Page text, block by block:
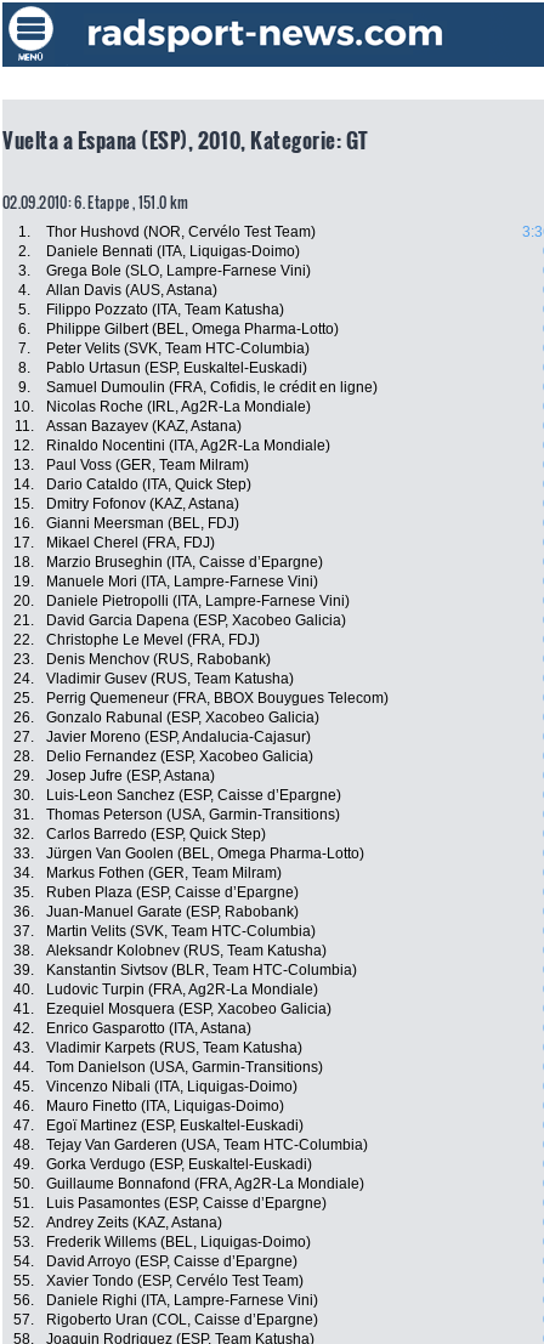
Vuelta a Espana (ESP), 2010, Kategorie: GT
02.09.2010: 6. Etappe , 151.0 km
1. Thor Hushovd (NOR, Cervélo Test Team)
2.
Daniele Bennati (ITA, Liquigas-Doimo)
3.
Grega Bole (SLO, Lampre-Farnese Vini)
4.
Allan Davis (AUS, Astana)
5.
Filippo Pozzato (ITA, Team Katusha)
6.
Philippe Gilbert (BEL, Omega Pharma-Lotto)
7.
Peter Velits (SVK, Team HTC-Columbia)
8.
Pablo Urtasun (ESP, Euskaltel-Euskadi)
9.
Samuel Dumoulin (FRA, Cofidis, le crédit en ligne)
10.
Nicolas Roche (IRL, Ag2R-La Mondiale)
11.
Assan Bazayev (KAZ, Astana)
12.
Rinaldo Nocentini (ITA, Ag2R-La Mondiale)
13.
Paul Voss (GER, Team Milram)
14.
Dario Cataldo (ITA, Quick Step)
15.
Dmitry Fofonov (KAZ, Astana)
16.
Gianni Meersman (BEL, FDJ)
17.
Mikael Cherel (FRA, FDJ)
18.
Marzio Bruseghin (ITA, Caisse d’Epargne)
19.
Manuele Mori (ITA, Lampre-Farnese Vini)
20.
Daniele Pietropolli (ITA, Lampre-Farnese Vini)
21.
David Garcia Dapena (ESP, Xacobeo Galicia)
22.
Christophe Le Mevel (FRA, FDJ)
23.
Denis Menchov (RUS, Rabobank)
24.
Vladimir Gusev (RUS, Team Katusha)
25.
Perrig Quemeneur (FRA, BBOX Bouygues Telecom)
26.
Gonzalo Rabunal (ESP, Xacobeo Galicia)
27.
Javier Moreno (ESP, Andalucia-Cajasur)
28.
Delio Fernandez (ESP, Xacobeo Galicia)
29.
Josep Jufre (ESP, Astana)
30.
Luis-Leon Sanchez (ESP, Caisse d’Epargne)
31.
Thomas Peterson (USA, Garmin-Transitions)
32.
Carlos Barredo (ESP, Quick Step)
33.
Jürgen Van Goolen (BEL, Omega Pharma-Lotto)
34.
Markus Fothen (GER, Team Milram)
35.
Ruben Plaza (ESP, Caisse d’Epargne)
36.
Juan-Manuel Garate (ESP, Rabobank)
37.
Martin Velits (SVK, Team HTC-Columbia)
38.
Aleksandr Kolobnev (RUS, Team Katusha)
39.
Kanstantin Sivtsov (BLR, Team HTC-Columbia)
40.
Ludovic Turpin (FRA, Ag2R-La Mondiale)
41.
Ezequiel Mosquera (ESP, Xacobeo Galicia)
42.
Enrico Gasparotto (ITA, Astana)
43.
Vladimir Karpets (RUS, Team Katusha)
44.
Tom Danielson (USA, Garmin-Transitions)
45.
Vincenzo Nibali (ITA, Liquigas-Doimo)
46.
Mauro Finetto (ITA, Liquigas-Doimo)
47.
Egoï Martinez (ESP, Euskaltel-Euskadi)
48.
Tejay Van Garderen (USA, Team HTC-Columbia)
49.
Gorka Verdugo (ESP, Euskaltel-Euskadi)
50.
Guillaume Bonnafond (FRA, Ag2R-La Mondiale)
51.
Luis Pasamontes (ESP, Caisse d’Epargne)
52.
Andrey Zeits (KAZ, Astana)
53.
Frederik Willems (BEL, Liquigas-Doimo)
54.
David Arroyo (ESP, Caisse d’Epargne)
55.
Xavier Tondo (ESP, Cervélo Test Team)
56.
Daniele Righi (ITA, Lampre-Farnese Vini)
57.
Rigoberto Uran (COL, Caisse d’Epargne)
58.
Joaquin Rodriguez (ESP, Team Katusha)